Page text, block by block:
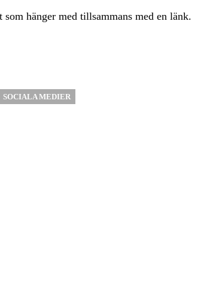
hänger med tillsammans med en länk.
SOCIALA MEDIER